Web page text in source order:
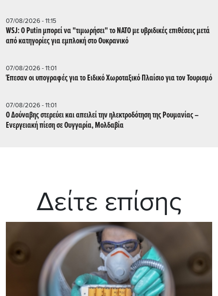
07/08/2026 - 11:15
WSJ: Ο Putin μπορεί να "τιμωρήσει" το ΝΑΤΟ με υβριδικές επιθέσεις μετά
από κατηγορίες για εμπλοκή στο Ουκρανικό
07/08/2026 - 11:01
Έπεσαν οι υπογραφές για το Ειδικό Χωροταξικό Πλαίσιο για τον Τουρισμό
07/08/2026 - 11:01
Ο Δούναβης στερεύει και απειλεί την ηλεκτροδότηση της Ρουμανίας –
Ενεργειακή πίεση σε Ουγγαρία, Μολδαβία
Δείτε επίσης